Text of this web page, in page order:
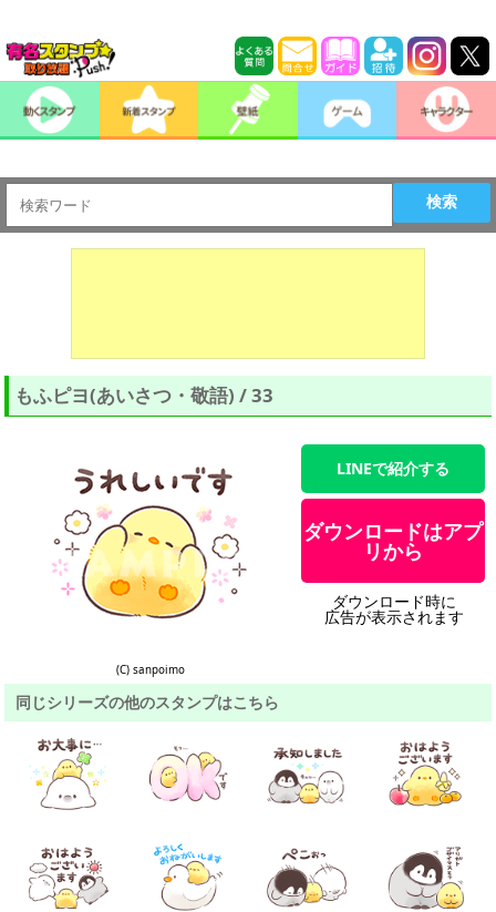
検索
もふピヨ(あいさつ・敬語) / 33
(C) sanpoimo
LINEで紹介する
ダウンロードはアプ
リから
ダウンロード時に
広告が表示されます
同じシリーズの他のスタンプはこちら